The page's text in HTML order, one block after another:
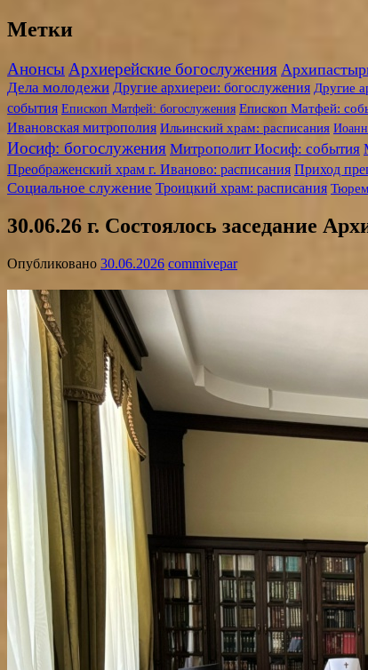
Метки
Анонсы Архиерейские богослужения
Дела молодежи Другие архиереи: богослужения Другие
события Епископ Матфей: богослужения Епископ Матфей:
Ивановская митрополия Ильинский храм: расписания
Иосиф: богослужения Митрополит Иосиф: события
Преображенский храм г. Иваново: расписания Приход
Социальное служение Троицкий храм: расписания
30.06.26 г. Состоялось заседание
Опубликовано 30.06.2026 commivepar